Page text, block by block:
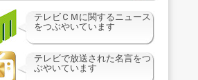
テレビＣＭに関するニュース
をつぶやいています
テレビで放送された名言をつ
ぶやいています